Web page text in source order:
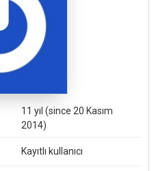
11 yıl (since 20 Kasım
2014)
Kayıtlı kullanıcı